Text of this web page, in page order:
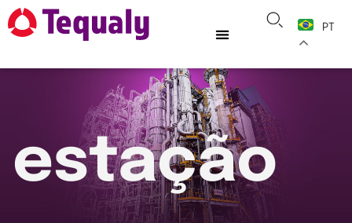
PT
estação